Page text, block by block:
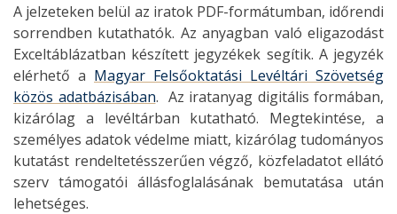
A jelzeteken belül az iratok PDF-formátumban, időrendi
sorrendben kutathatók. Az anyagban való eligazodást
Exceltáblázatban készített jegyzékek segítik. A jegyzék
elérhető a Magyar Felsőoktatási Levéltári Szövetség
közös adatbázisában. Az iratanyag digitális formában,
kizárólag a levéltárban kutatható. Megtekintése, a
személyes adatok védelme miatt, kizárólag tudományos
kutatást rendeltetésszerűen végző, közfeladatot ellátó
szerv támogatói állásfoglalásának bemutatása után
lehetséges.